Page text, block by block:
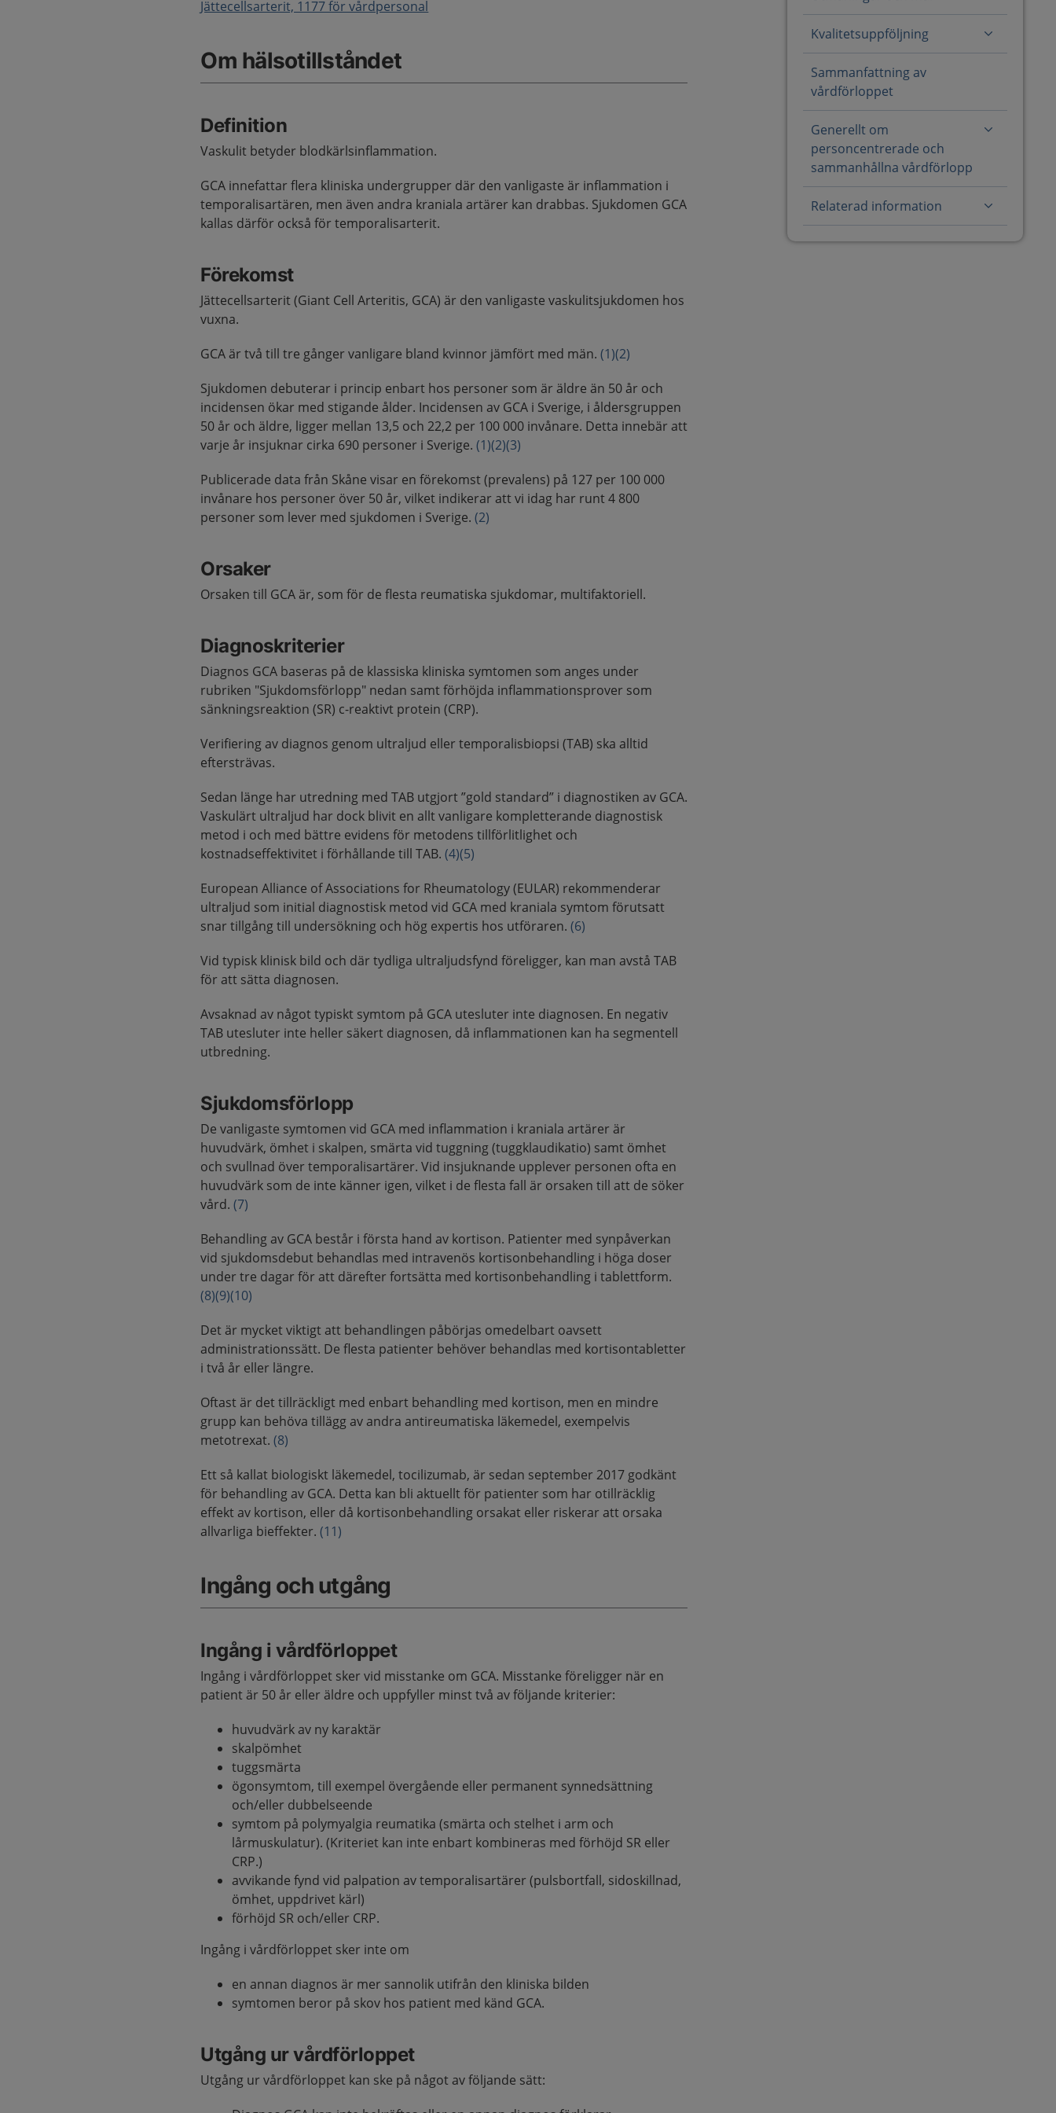
Jättecellsarterit, 1177 för vårdpersonal
Om hälsotillståndet
Definition
Vaskulit betyder blodkärlsinflammation.
GCA innefattar flera kliniska undergrupper där den vanligaste är inflammation i
temporalisartären, men även andra kraniala artärer kan drabbas. Sjukdomen GCA
kallas därför också för temporalisarterit.
Förekomst
Jättecellsarterit (Giant Cell Arteritis, GCA) är den vanligaste vaskulitsjukdomen hos
vuxna.
GCA är två till tre gånger vanligare bland kvinnor jämfört med män.(1)(2)
Sjukdomen debuterar i princip enbart hos personer som är äldre än 50 år och
incidensen ökar med stigande ålder. Incidensen av GCA i Sverige, i åldersgruppen
50 år och äldre, ligger mellan 13,5 och 22,2 per 100 000 invånare. Detta innebär att
varje år insjuknar cirka 690 personer i Sverige.(1)(2)(3)
Publicerade data från Skåne visar en förekomst (prevalens) på 127 per 100 000
invånare hos personer över 50 år, vilket indikerar att vi idag har runt 4 800
personer som lever med sjukdomen i Sverige.(2)
Orsaker
Orsaken till GCA är, som för de flesta reumatiska sjukdomar, multifaktoriell.
Diagnoskriterier
Diagnos GCA baseras på de klassiska kliniska symtomen som anges under
rubriken "Sjukdomsförlopp" nedan samt förhöjda inflammationsprover som
sänkningsreaktion (SR) c-reaktivt protein (CRP).
Verifiering av diagnos genom ultraljud eller temporalisbiopsi (TAB) ska alltid
eftersträvas.
Sedan länge har utredning med TAB utgjort ”gold standard” i diagnostiken av GCA.
Vaskulärt ultraljud har dock blivit en allt vanligare kompletterande diagnostisk
metod i och med bättre evidens för metodens tillförlitlighet och
kostnadseffektivitet i förhållande till TAB.(4)(5)
European Alliance of Associations for Rheumatology (EULAR) rekommenderar
ultraljud som initial diagnostisk metod vid GCA med kraniala symtom förutsatt
snar tillgång till undersökning och hög expertis hos utföraren.(6)
Vid typisk klinisk bild och där tydliga ultraljudsfynd föreligger, kan man avstå TAB
för att sätta diagnosen.
Avsaknad av något typiskt symtom på GCA utesluter inte diagnosen. En negativ
TAB utesluter inte heller säkert diagnosen, då inflammationen kan ha segmentell
utbredning.
Sjukdomsförlopp
De vanligaste symtomen vid GCA med inflammation i kraniala artärer är
huvudvärk, ömhet i skalpen, smärta vid tuggning (tuggklaudikatio) samt ömhet
och svullnad över temporalisartärer. Vid insjuknande upplever personen ofta en
huvudvärk som de inte känner igen, vilket i de flesta fall är orsaken till att de söker
vård.(7)
Behandling av GCA består i första hand av kortison. Patienter med synpåverkan
vid sjukdomsdebut behandlas med intravenös kortisonbehandling i höga doser
under tre dagar för att därefter fortsätta med kortisonbehandling i tablettform.
(8)(9)(10)
Det är mycket viktigt att behandlingen påbörjas omedelbart oavsett
administrationssätt. De flesta patienter behöver behandlas med kortisontabletter
i två år eller längre.
Oftast är det tillräckligt med enbart behandling med kortison, men en mindre
grupp kan behöva tillägg av andra antireumatiska läkemedel, exempelvis
metotrexat.(8)
Ett så kallat biologiskt läkemedel, tocilizumab, är sedan september 2017 godkänt
för behandling av GCA. Detta kan bli aktuellt för patienter som har otillräcklig
effekt av kortison, eller då kortisonbehandling orsakat eller riskerar att orsaka
allvarliga bieffekter.(11)
Ingång och utgång
Ingång i vårdförloppet
Ingång i vårdförloppet sker vid misstanke om GCA. Misstanke föreligger när en
patient är 50 år eller äldre och uppfyller minst två av följande kriterier:
huvudvärk av ny karaktär
skalpömhet
tuggsmärta
ögonsymtom, till exempel övergående eller permanent synnedsättning
och/eller dubbelseende
symtom på polymyalgia reumatika (smärta och stelhet i arm och
lårmuskulatur). (Kriteriet kan inte enbart kombineras med förhöjd SR eller
CRP.)
avvikande fynd vid palpation av temporalisartärer (pulsbortfall, sidoskillnad,
ömhet, uppdrivet kärl)
förhöjd SR och/eller CRP.
Ingång i vårdförloppet sker inte om
en annan diagnos är mer sannolik utifrån den kliniska bilden
symtomen beror på skov hos patient med känd GCA.
Utgång ur vårdförloppet
Utgång ur vårdförloppet kan ske på något av följande sätt:
Kvalitetsuppföljning
Sammanfattning av
vårdförloppet
Generellt om
personcentrerade och
sammanhållna vårdförlopp
Relaterad information